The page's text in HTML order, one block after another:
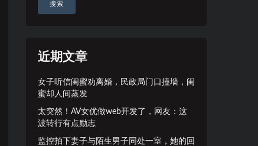
搜索
近期文章
女子听信闺蜜劝离婚，民政局门口撞墙，闺
蜜却人间蒸发
太突然！AV女优做web开发了，网友：这
波转行有点励志
监控拍下妻子与陌生男子同处一室，她的回